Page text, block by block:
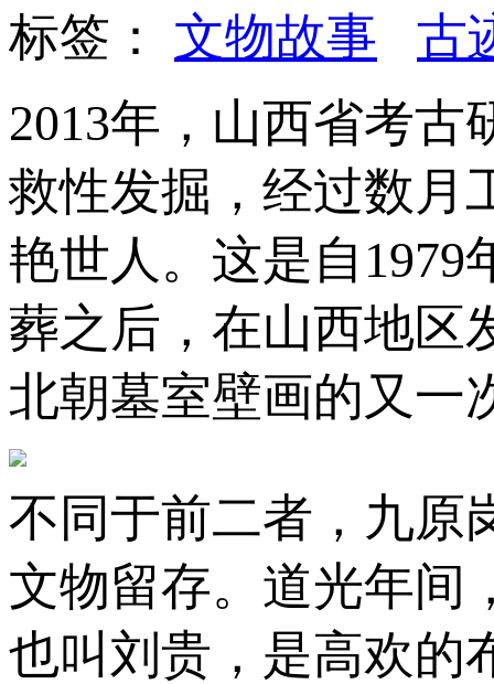
标签： 文物故事
古
2013年，山西省考
救性发掘，经过数月
艳世人。这是自1979
葬之后，在山西地区
北朝墓室壁画的又一
不同于前二者，九原
文物留存。道光年间
也叫刘贵，是高欢的